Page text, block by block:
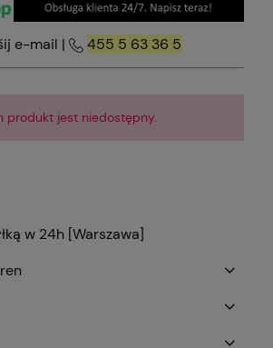
e-mail | 455 5 63 36 5
produkt jest niedostępny.
w 24h [Warszawa]